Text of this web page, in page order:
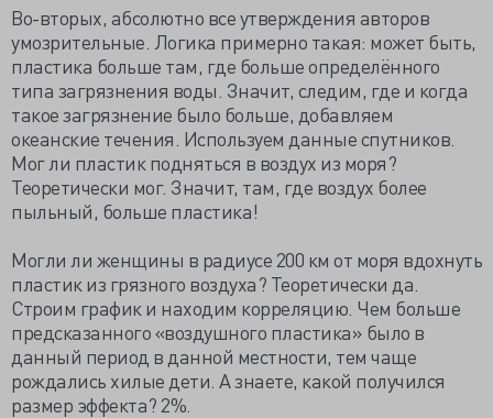
Во-вторых, абсолютно все утверждения авторов
умозрительные. Логика примерно такая: может быть,
пластика больше там, где больше определённого
типа загрязнения воды. Значит, следим, где и когда
такое загрязнение было больше, добавляем
океанские течения. Используем данные спутников.
Мог ли пластик подняться в воздух из моря?
Теоретически мог. Значит, там, где воздух более
пыльный, больше пластика!
Могли ли женщины в радиусе 200 км от моря вдохнуть
пластик из грязного воздуха? Теоретически да.
Строим график и находим корреляцию. Чем больше
предсказанного «воздушного пластика» было в
данный период в данной местности, тем чаще
рождались хилые дети. А знаете, какой получился
размер эффекта? 2%.